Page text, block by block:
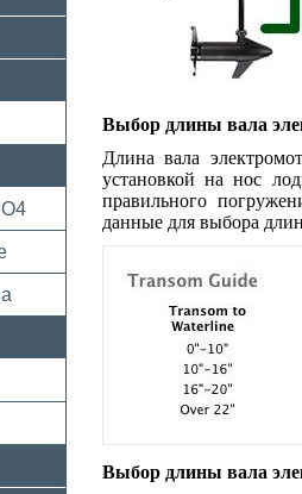
Выбор длины вала
Длина вала
установкой на нос
правильного
данные для выбора
Выбор длины вала